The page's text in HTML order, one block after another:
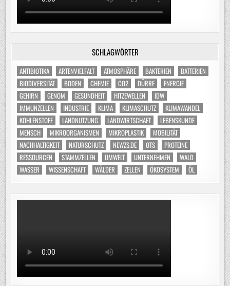
SCHLAGWÖRTER
ANTIBIOTIKA ARTENVIELFALT ATMOSPHÄRE BAKTERIEN
BATTERIEN
BIODIVERSITÄT
BODEN CHEMIE CO2 DÜRRE
ENERGIE
GEHIRN
GENOM GESUNDHEIT HITZEWELLEN
IDW
IMMUNZELLEN
INDUSTRIE KLIMA KLIMASCHUTZ
KLIMAWANDEL
KOHLENSTOFF
LANDNUTZUNG LANDWIRTSCHAFT
LEBENSKUNDE
MENSCH
MIKROORGANISMEN MIKROPLASTIK
MOBILITÄT
NACHHALTIGKEIT
NATURSCHUTZ NEWZS.DE OTS
PROTEINE
RESSOURCEN
STAMMZELLEN UMWELT UNTERNEHMEN
WALD
WASSER
WISSENSCHAFT WÄLDER ZELLEN ÖKOSYSTEM ÖL